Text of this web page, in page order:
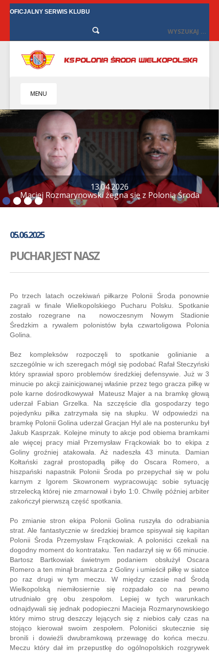
OFICJALNY SERWIS KLUBU
MENU
HOME
KLUB
BIZNES
SENIORZY
SENIORKI
BILETY
KONTAKT
SKLEP
12.04.2026
Tylko remis w Starych Oborzyskach
05.06.2025
PUCHAR JEST NASZ
Po trzech latach oczekiwań piłkarze Polonii Środa ponownie
zagrali w finale Wielkopolskiego Pucharu Polsku. Spotkanie
zostało rozegrane na nowoczesnym Nowym Stadionie
Średzkim a rywalem polonistów była czwartoligowa Polonia
Golina.
Bez kompleksów rozpoczęli to spotkanie golinianie a
szczególnie w ich szeregach mógł się podobać Rafał Steczyński
który sprawiał sporo problemów średzkiej defensywie. Już w 3
minucie po akcji zainicjowanej właśnie przez tego gracza piłkę w
pole karne dośrodkowywał Mateusz Majer a na bramkę głową
uderzał Fabian Grzelka. Na szczęście dla gospodarzy tego
pojedynku piłka zatrzymała się na słupku. W odpowiedzi na
bramkę Polonii Golina uderzał Gracjan Hyl ale na posterunku był
Jakub Kasprzak. Kolejne minuty to akcje pod obiema bramkami
ale więcej pracy miał Przemysław Frąckowiak bo to ekipa z
Goliny groźniej atakowała. Aż nadeszła 43 minuta. Damian
Kołtański zagrał prostopadłą piłkę do Oscara Romero, a
hiszpański napastnik Polonii Środa po przepychał się w polu
karnym z Igorem Skowronem wypracowując sobie sytuację
strzelecką której nie zmarnował i było 1:0. Chwilę później arbiter
zakończył pierwszą część spotkania.
Po zmianie stron ekipa Polonii Golina ruszyła do odrabiania
strat. Ale fantastycznie w średzkiej bramce spisywał się kapitan
Polonii Środa Przemysław Frąckowiak. A poloniści czekali na
dogodny moment do kontrataku. Ten nadarzył się w 66 minucie.
Bartosz Bartkowiak świetnym podaniem obsłużył Oscara
Romero a ten minął bramkarza z Goliny i umieścił piłkę w siatce
po raz drugi w tym meczu. W między czasie nad Środą
Wielkopolską niemiłosiernie się rozpadało co na pewno
utrudniało grę obu zespołom. Lepiej w tych warunkach
odnajdywali się jednak podopieczni Macieja Rozmarynowskiego
który mimo strug deszczy lejących się z niebios cały czas na
stojąco kierował swoim zespołem. Poloniści skutecznie się
bronili i dowieźli dwubramkową przewagę do końca meczu.
Meczu który dał im przepustkę do ogólnopolskich rozgrywek